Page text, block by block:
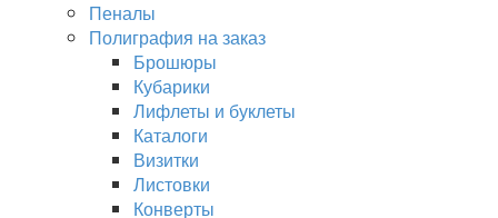
Пеналы
Полиграфия на заказ
Брошюры
Кубарики
Лифлеты и буклеты
Каталоги
Визитки
Листовки
Конверты